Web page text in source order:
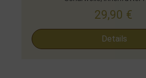
29,90 €
Details